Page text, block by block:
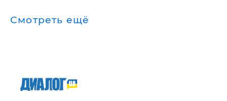
Смотреть ещё